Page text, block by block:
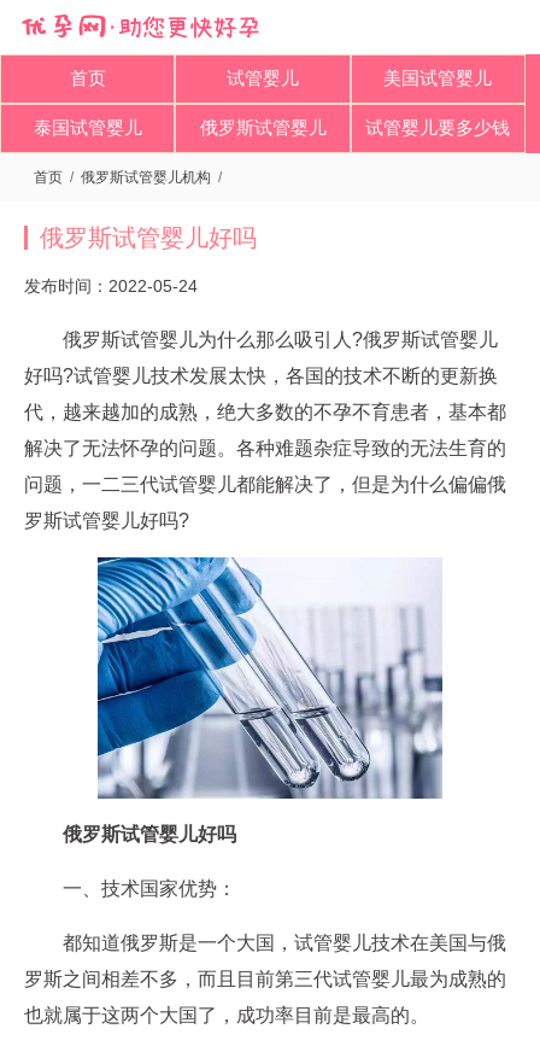
首页 试管婴儿 美国试管婴儿
泰国试管婴儿 俄罗斯试管婴儿 试管婴儿要多少钱
首页 / 俄罗斯试管婴儿机构 /
俄罗斯试管婴儿好吗
发布时间：2022-05-24
俄罗斯试管婴儿为什么那么吸引人?俄罗斯试管婴儿
好吗?试管婴儿技术发展太快，各国的技术不断的更新换
代，越来越加的成熟，绝大多数的不孕不育患者，基本都
解决了无法怀孕的问题。各种难题杂症导致的无法生育的
问题，一二三代试管婴儿都能解决了，但是为什么偏偏俄
罗斯试管婴儿好吗?
俄罗斯试管婴儿好吗
一、技术国家优势：
都知道俄罗斯是一个大国，试管婴儿技术在美国与俄
罗斯之间相差不多，而且目前第三代试管婴儿最为成熟的
也就属于这两个大国了，成功率目前是最高的。